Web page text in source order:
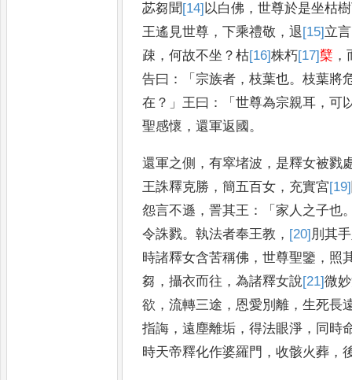
苾芻聞 [14] 以白佛 ，世尊於是坐枯
王遙見世尊 ，下乘禮敬 ，退 [15] 立
疎 ，何故不坐 ？枯[16]株朽[17]櫱 ，
告曰 ：「宗族者 ，枝葉也。枝葉將
在 ？」王曰 ：「世尊為宗親耳 ，可
聖感懷 ，還軍返國 。
還軍之側 ，有窣堵波 ， 是釋女被戮
王誅釋克勝 ，簡五百女 ， 充實宮[19]
怨言不遜 ，詈其王 ：「 家人之子也
令誅戮。執法者奉王教 ， [20] 刖其
時諸釋女含苦稱佛 ，世尊聖鑒 ， 照
芻 ，攝衣而往 ，為諸釋女說[21]微
欲 ，流轉三途 ，恩愛別離 ，生死長
指誨 ，遠塵離垢 ，得法眼淨 ， 同時
時天帝釋化作婆羅門 ，收骸火葬 ，